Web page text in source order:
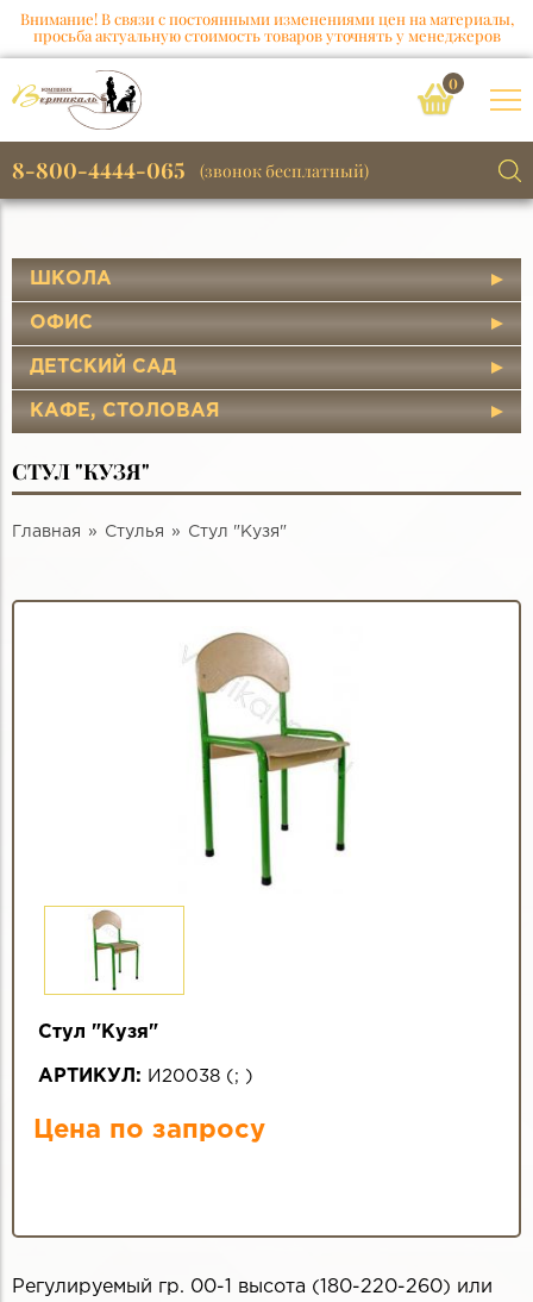
Внимание! В связи с постоянными изменениями цен на материалы,
просьба актуальную стоимость товаров уточнять у менеджеров
0
8-800-4444-065 (звонок бесплатный)
ШКОЛА
ОФИС
ДЕТСКИЙ САД
КАФЕ, СТОЛОВАЯ
СТУЛ "КУЗЯ"
Главная Стулья Стул "Кузя"
Стул "Кузя"
АРТИКУЛ: И20038 ( ; )
Цена по запросу
Регулируемый гр. 00-1 высота (180-220-260) или